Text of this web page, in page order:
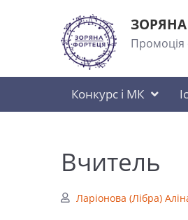
Промоція
Конкурс і МК
Вчитель
Ларіонова (Лібра)